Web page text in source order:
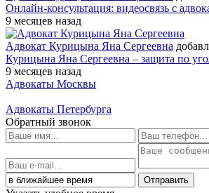
Онлайн-консультация: видеосвязь с
9 месяцев назад
Адвокат Курицына Яна Сергеевна
Курицына Яна Сергеевна – защита по
9 месяцев назад
Адвокаты Москвы
Адвокаты Петербурга
Обратный звонок